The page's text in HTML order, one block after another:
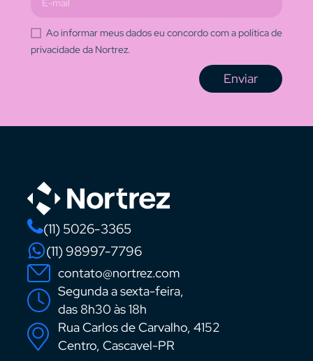
Ao informar meus dados eu concordo com a política de
privacidade da Nortrez.
Enviar
(11) 5026-3365
(11) 98997-7796
contato@nortrez.com
Segunda a sexta-feira,
das 8h30 às 18h
Rua Carlos de Carvalho, 4152
Centro, Cascavel-PR